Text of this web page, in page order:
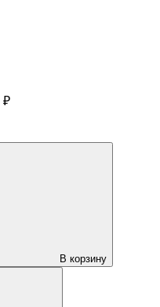
₽
В корзину